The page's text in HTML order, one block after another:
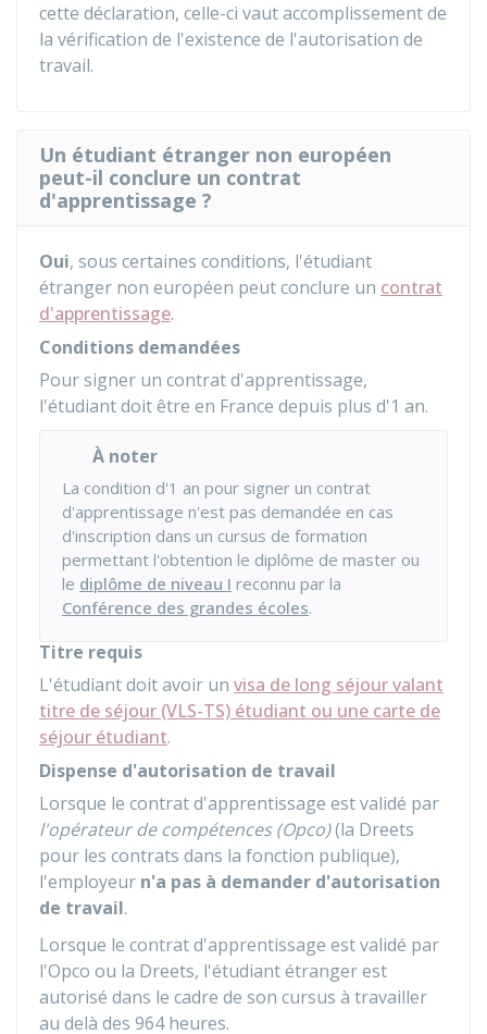
cette déclaration, celle-ci vaut accomplissement de
la vérification de l'existence de l'autorisation de
travail.
Un étudiant étranger non européen
peut-il conclure un contrat
d'apprentissage ?
Oui, sous certaines conditions, l'étudiant
étranger non européen peut conclure un contrat
d'apprentissage.
Conditions demandées
Pour signer un contrat d'apprentissage,
l'étudiant doit être en France depuis plus d'1 an.
À noter
La condition d'1 an pour signer un contrat
d'apprentissage n'est pas demandée en cas
d'inscription dans un cursus de formation
permettant l'obtention le diplôme de master ou
le diplôme de niveau I reconnu par la
Conférence des grandes écoles.
Titre requis
L'étudiant doit avoir un visa de long séjour valant
titre de séjour (VLS-TS) étudiant ou une carte de
séjour étudiant.
Dispense d'autorisation de travail
Lorsque le contrat d'apprentissage est validé par
l'opérateur de compétences (Opco)(la Dreets
pour les contrats dans la fonction publique),
l'employeur n'a pas à demander d'autorisation
de travail.
Lorsque le contrat d'apprentissage est validé par
l'Opco ou la Dreets, l'étudiant étranger est
autorisé dans le cadre de son cursus à travailler
au delà des 964 heures.